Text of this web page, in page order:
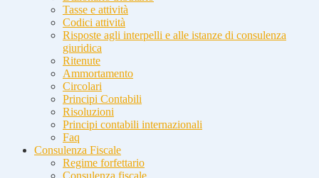
Tasse e attività
Codici attività
Risposte agli interpelli e alle istanze di consulenza
giuridica
Ritenute
Ammortamento
Circolari
Principi Contabili
Risoluzioni
Principi contabili internazionali
Faq
Consulenza Fiscale
Regime forfettario
Consulenza fiscale